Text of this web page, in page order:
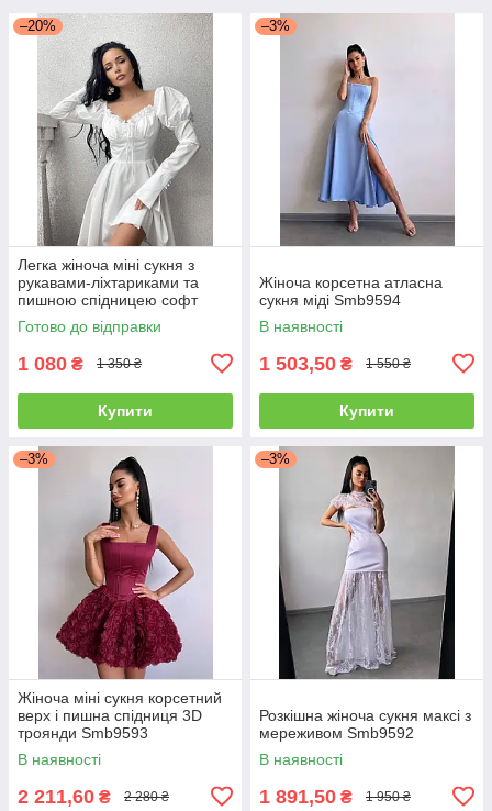
–20%
Легка жіноча міні сукня з
рукавами-ліхтариками та
пишною спідницею софт
Sms8406
Готово до відправки
1 080 ₴ 1 350 ₴
Купити
–3%
Жіноча корсетна атласна
сукня міді Smb9594
В наявності
1 503,50 ₴ 1 550 ₴
Купити
–3%
Жіноча міні сукня корсетний
верх і пишна спідниця 3D
троянди Smb9593
В наявності
2 211,60 ₴ 2 280 ₴
–3%
Розкішна жіноча сукня максі з
мереживом Smb9592
В наявності
1 891,50 ₴ 1 950 ₴